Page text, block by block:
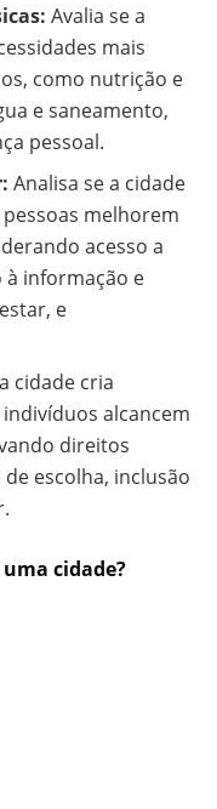
Avalia se a
mais
como nutrição e
e saneamento,
pessoal.
Analisa se a cidade
melhorem
acesso a
à informação e
e
cidade cria
alcancem
direitos
escolha, inclusão
cidade?